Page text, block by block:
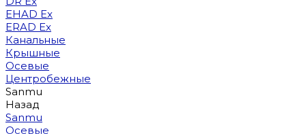
EHAD Ex
ERAD Ex
Канальные
Крышные
Осевые
Центробежные
Sanmu
Назад
Sanmu
Осевые